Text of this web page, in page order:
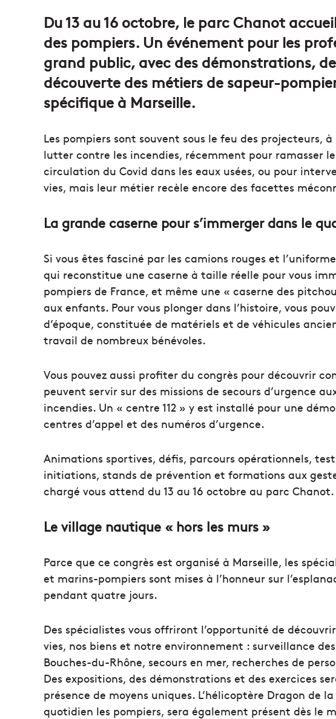
Du 13 au 16 octobre, le parc Chanot
des pompiers. Un événement pour les
grand public, avec des démonstrations,
découverte des métiers de sapeur-
spécifique à Marseille.
Les pompiers sont souvent sous le feu des projecteurs,
lutter contre les incendies, récemment pour ramasser
circulation du Covid dans les eaux usées, ou pour
vies, mais leur métier recèle encore des facettes
La grande caserne pour s’immerger dans le
Si vous êtes fasciné par les camions rouges et
qui reconstitue une caserne à taille réelle pour vous
pompiers de France, et même une « caserne des
aux enfants. Pour vous plonger dans l’histoire, vous
d’époque, constituée de matériels et de véhicules
travail de nombreux bénévoles.
Vous pouvez aussi profiter du congrès pour découvrir
peuvent servir sur des missions de secours d’urgence
incendies. Un « centre 112 » y est installé pour une
centres d’appel et des numéros d’urgence.
Animations sportives, défis, parcours opérationnels,
initiations, stands de prévention et formations aux
chargé vous attend du 13 au 16 octobre au parc Chanot.
Le village nautique « hors les murs »
Parce que ce congrès est organisé à Marseille, les
et marins-pompiers sont mises à l’honneur sur
pendant quatre jours.
Des spécialistes vous offriront l’opportunité de
vies, nos biens et notre environnement : surveillance
Bouches-du-Rhône, secours en mer, recherches de
Des expositions, des démonstrations et des exercices
présence de moyens uniques. L’hélicoptère Dragon de
quotidien les pompiers, sera également présent dès le